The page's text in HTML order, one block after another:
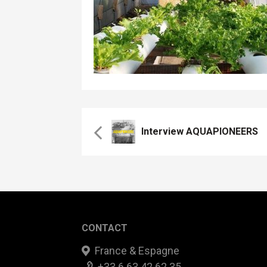
Interview AQUAPIONEERS
CONTACT
France & Espagne